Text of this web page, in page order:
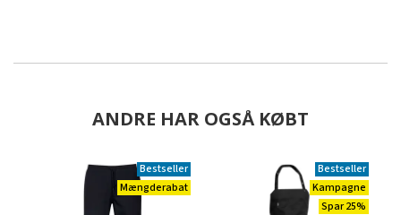
ANDRE HAR OGSÅ KØBT
Bestseller
Mængderabat
Bestseller
Kampagne
Spar 25%